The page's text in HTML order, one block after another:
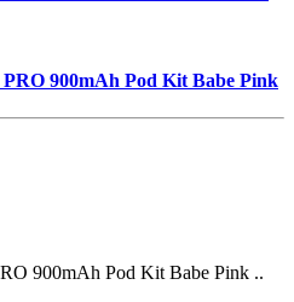
900mAh Pod Kit Babe Pink
900mAh Pod Kit Babe Pink ..